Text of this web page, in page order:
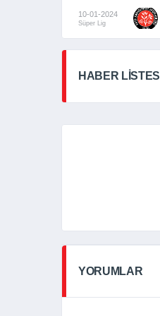
10-01-2024
Süper Lig
HABER LİSTESİ
YORUMLAR